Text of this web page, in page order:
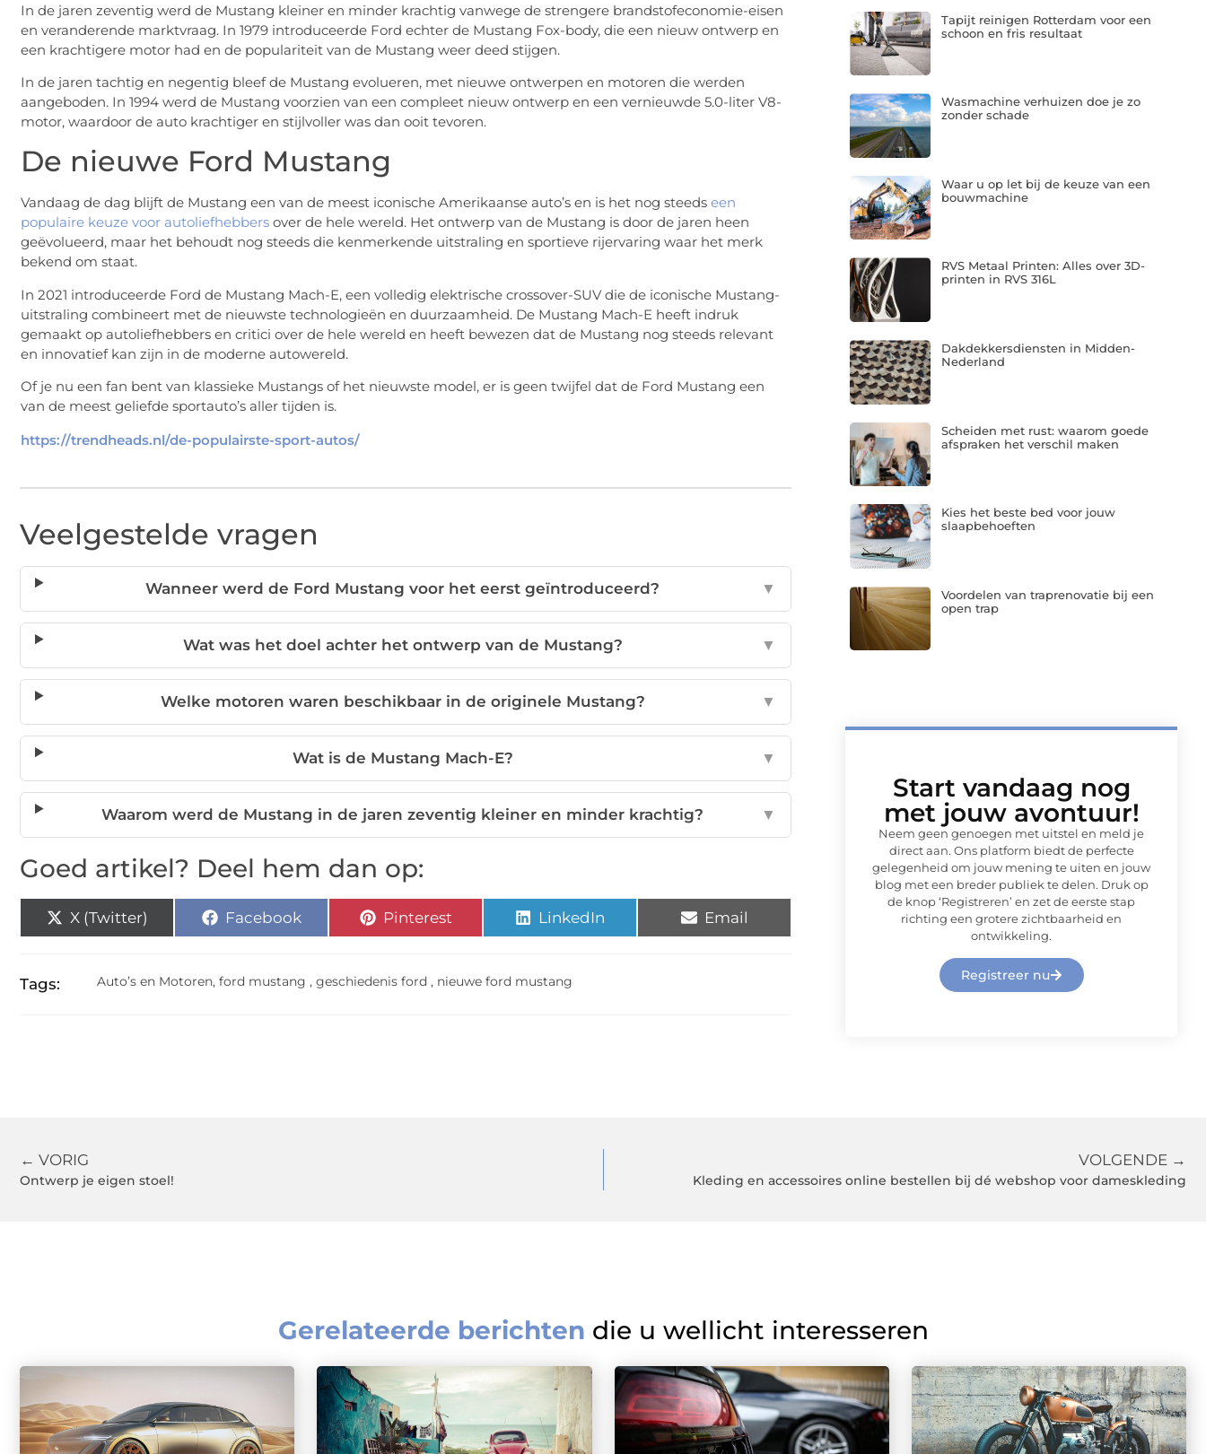
In de jaren zeventig werd de Mustang kleiner en minder krachtig vanwege de strengere brandstofeconomie-eisen
en veranderende marktvraag. In 1979 introduceerde Ford echter de Mustang Fox-body, die een nieuw ontwerp en
een krachtigere motor had en de populariteit van de Mustang weer deed stijgen.
In de jaren tachtig en negentig bleef de Mustang evolueren, met nieuwe ontwerpen en motoren die werden
aangeboden. In 1994 werd de Mustang voorzien van een compleet nieuw ontwerp en een vernieuwde 5.0-liter V8-
motor, waardoor de auto krachtiger en stijlvoller was dan ooit tevoren.
De nieuwe Ford Mustang
Vandaag de dag blijft de Mustang een van de meest iconische Amerikaanse auto’s en is het nog steeds een
populaire keuze voor autoliefhebbers over de hele wereld. Het ontwerp van de Mustang is door de jaren heen
geëvolueerd, maar het behoudt nog steeds die kenmerkende uitstraling en sportieve rijervaring waar het merk
bekend om staat.
In 2021 introduceerde Ford de Mustang Mach-E, een volledig elektrische crossover-SUV die de iconische Mustang-
uitstraling combineert met de nieuwste technologieën en duurzaamheid. De Mustang Mach-E heeft indruk
gemaakt op autoliefhebbers en critici over de hele wereld en heeft bewezen dat de Mustang nog steeds relevant
en innovatief kan zijn in de moderne autowereld.
Of je nu een fan bent van klassieke Mustangs of het nieuwste model, er is geen twijfel dat de Ford Mustang een
van de meest geliefde sportauto’s aller tijden is.
https://trendheads.nl/de-populairste-sport-autos/
Veelgestelde vragen
Wanneer werd de Ford Mustang voor het eerst geïntroduceerd? ▼
Wat was het doel achter het ontwerp van de Mustang? ▼
Welke motoren waren beschikbaar in de originele Mustang? ▼
Wat is de Mustang Mach-E? ▼
Waarom werd de Mustang in de jaren zeventig kleiner en minder krachtig? ▼
Goed artikel? Deel hem dan op:
X (Twitter) Facebook Pinterest LinkedIn Email
Tags: Auto’s en Motoren, ford mustang , geschiedenis ford , nieuwe ford mustang
Tapijt reinigen Rotterdam voor een
schoon en fris resultaat
Wasmachine verhuizen doe je zo
zonder schade
Waar u op let bij de keuze van een
bouwmachine
RVS Metaal Printen: Alles over 3D-
printen in RVS 316L
Dakdekkersdiensten in Midden-
Nederland
Scheiden met rust: waarom goede
afspraken het verschil maken
Kies het beste bed voor jouw
slaapbehoeften
Voordelen van traprenovatie bij een
open trap
Start vandaag nog
met jouw avontuur!
Neem geen genoegen met uitstel en meld je
direct aan. Ons platform biedt de perfecte
gelegenheid om jouw mening te uiten en jouw
blog met een breder publiek te delen. Druk op
de knop ‘Registreren’ en zet de eerste stap
richting een grotere zichtbaarheid en
ontwikkeling.
Registreer nu
← VORIG
Ontwerp je eigen stoel!
VOLGENDE →
Kleding en accessoires online bestellen bij dé webshop voor dameskleding
Gerelateerde berichten die u wellicht interesseren